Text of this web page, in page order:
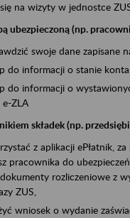
na wizyty w jednostce
ubezpieczoną (np.
swoje dane zapisane
do informacji o stanie
do informacji o
e-ZLA
składek (np.
z aplikacji ePłatnik,
pracownika do
dokumenty rozliczeniowe z
ZUS,
wniosek o wydanie